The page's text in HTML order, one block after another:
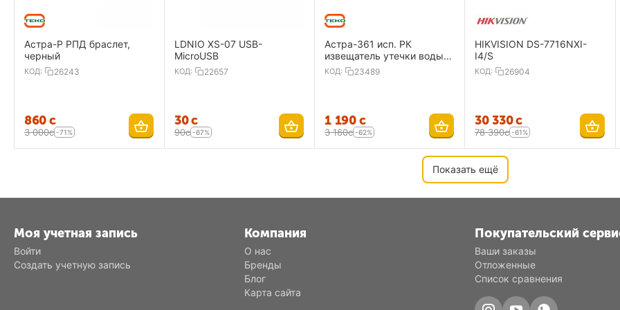
Астра-Р РПД браслет,
черный
КОД: 26243
‍860‍с
3 000с -71%
LDNIO XS-07 USB-
MicroUSB
КОД: 22657
‍30‍с
‍90‍с -67%
Астра-361 исп. РК
извещатель утечки воды,
радиоканальный
КОД: 23489
1 190 с
3 160с -62%
HIKVISION DS-7716NXI-
I4/S
КОД: 26904
30 330с
78 390с -61%
Показать ещё
Моя учетная запись
Войти
Создать учетную запись
Компания
О нас
Бренды
Блог
Карта сайта
Покупательский
Ваши заказы
Отложенные
Список сравнения